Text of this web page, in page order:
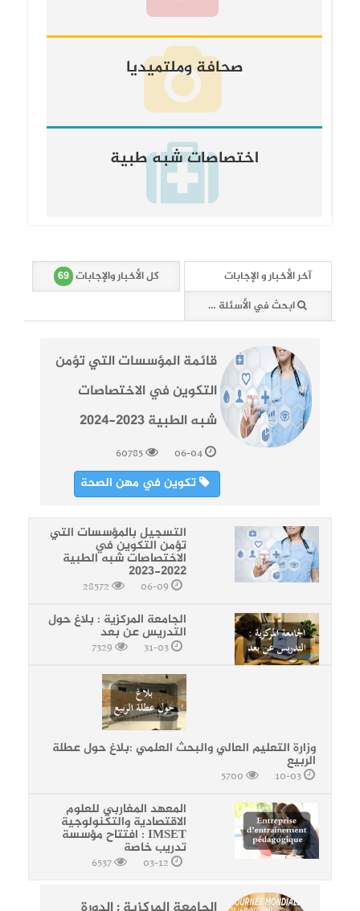
صحافة وملتميديا
اختصاصات شبه طبية
آخر الأخبار و الإجابات كل الأخبار والإجابات 69
ابحث في الأسئلة والأخبار (69 وثائق)
قائمة المؤسسات التي تؤمن
التكوين في الاختصاصات
شبه الطبية 2023-2024
06-04
60785
تكوين في مهن الصحة
التسجيل بالمؤسسات التي
تؤمن التكوين في
الاختصاصات شبه الطبية
2022-2023
الجامعة المركزية : بلاغ حول
التدريس عن بعد
وزارة التعليم العالي والبحث العلمي :بلاغ حول عطلة
الربيع
المعهد المغاربي للعلوم
الاقتصادية والتكنولوجية
IMSET : افتتاح مؤسسة
تدريب خاصة